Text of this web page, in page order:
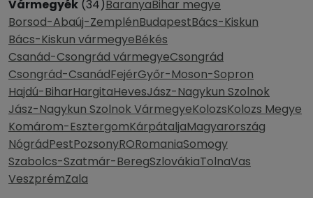
Vármegyék (34)BaranyaBihar megye
Borsod-Abaúj-ZemplénBudapestBács-Kiskun
Bács-Kiskun vármegyeBékés
Csanád-Csongrád vármegyeCsongrád
Csongrád-CsanádFejérGyőr-Moson-Sopron
Hajdú-BiharHargitaHevesJász-Nagykun Szolnok
Jász-Nagykun Szolnok VármegyeKolozsKolozs Megye
Komárom-EsztergomKárpátaljaMagyarország
NógrádPestPozsonyRORomaniaSomogy
Szabolcs-Szatmár-BeregSzlovákiaTolnaVas
VeszprémZala